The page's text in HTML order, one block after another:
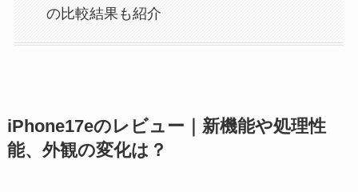
の比較結果も紹介
iPhone17eのレビュー｜新機能や処理性
能、外観の変化は？